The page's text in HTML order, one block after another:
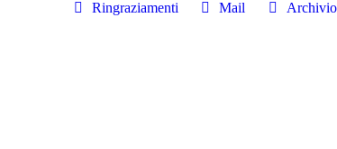
Ringraziamenti Mail
Archivio